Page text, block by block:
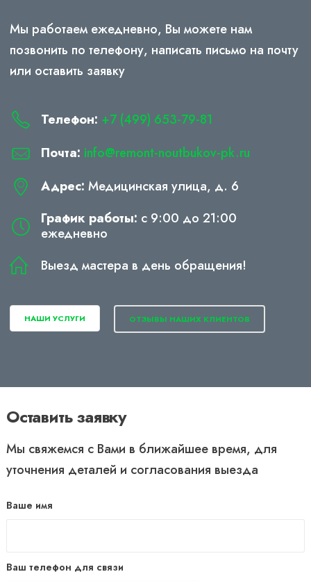
Мы работаем ежедневно, Вы можете нам
позвонить по телефону, написать письмо на почту
или оставить заявку
Телефон: +7 (499) 653-79-81
Почта: info@remont-noutbukov-pk.ru
Адрес: Медицинская улица, д. 6
График работы: с 9:00 до 21:00
ежедневно
Выезд мастера в день обращения!
НАШИ УСЛУГИ ОТЗЫВЫ НАШИХ КЛИЕНТОВ
Оставить заявку
Мы свяжемся с Вами в ближайшее время, для
уточнения деталей и согласования выезда
Ваше имя
Ваш телефон для связи